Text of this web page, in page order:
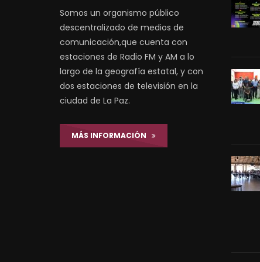
Somos un organismo público
descentralizado de medios de
comunicación,que cuenta con
estaciones de Radio FM y AM a lo
largo de la geografía estatal, y con
dos estaciones de televisión en la
ciudad de La Paz.
MÁS INFORMACIÓN